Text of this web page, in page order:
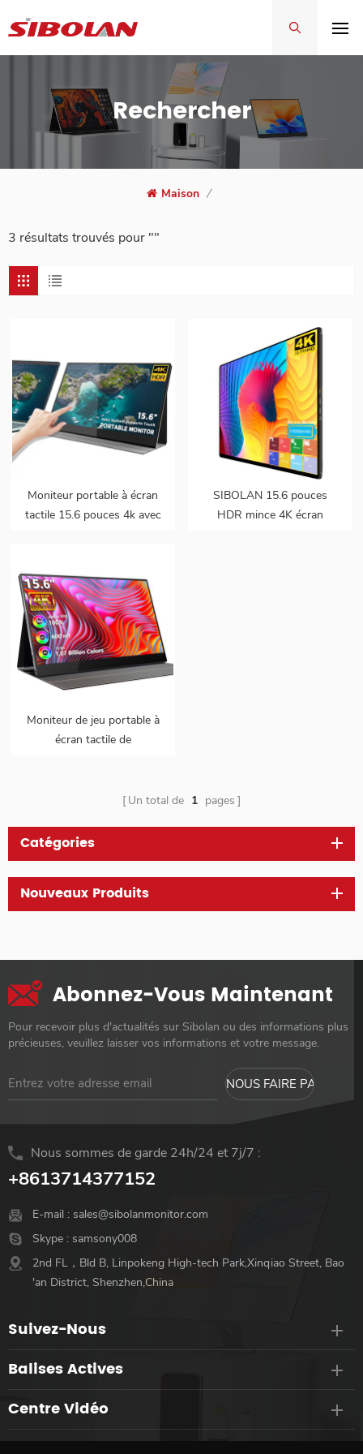
Rechercher
Maison /
3 résultats trouvés pour ""
Moniteur portable à écran
tactile 15.6 pouces 4k avec
SIBOLAN 15.6 pouces
HDR mince 4K écran
Moniteur de jeu portable à
écran tactile de
Un total de 1 pages
Catégories
Nouveaux Produits
Abonnez-Vous Maintenant
Pour recevoir plus d'actualités sur Sibolan ou des informations plus
précieuses, veuillez laisser vos informations et votre message.
Nous sommes de garde 24h/24 et 7j/7 :
+8613714377152
E-mail : sales@sibolanmonitor.com
Skype : samsony008
2nd FL，Bld B, Linpokeng High-tech Park,Xinqiao Street, Bao
'an District, Shenzhen,China
Suivez-Nous
Balises Actives
Centre Vidéo